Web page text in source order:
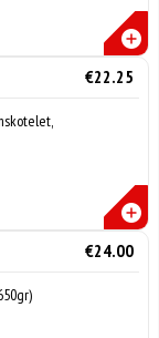
€22.25
€24.00